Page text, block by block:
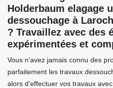
Holderbaum elagage
dessouchage à
? Travaillez avec des
expérimentées et
Vous n’avez jamais connu des
parfaitement les travaux
alors d’effectuer vos travaux